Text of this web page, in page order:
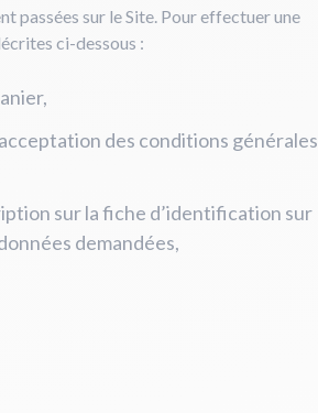
passées sur le Site. Pour effectuer une
ci-dessous :
des conditions générales
sur la fiche d’identification sur
demandées,